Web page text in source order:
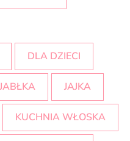
DLA DZIECI
JABŁKA JAJKA
KUCHNIA WŁOSKA